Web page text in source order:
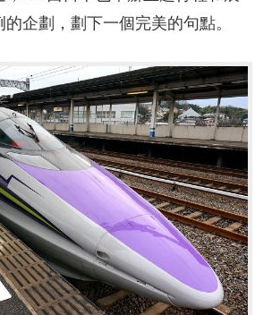
企劃，劃下一個完美的句點。